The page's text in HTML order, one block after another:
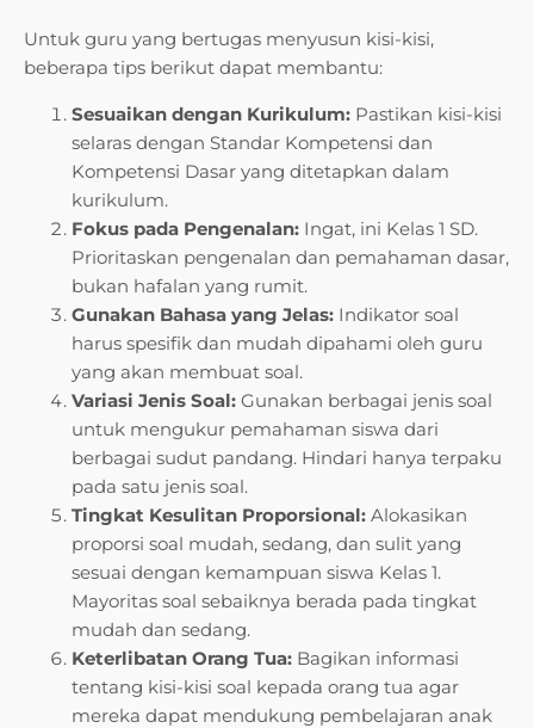
Untuk guru yang bertugas menyusun kisi-kisi,
beberapa tips berikut dapat membantu:
Sesuaikan dengan Kurikulum: Pastikan kisi-kisi
selaras dengan Standar Kompetensi dan
Kompetensi Dasar yang ditetapkan dalam
kurikulum.
Fokus pada Pengenalan: Ingat, ini Kelas 1 SD.
Prioritaskan pengenalan dan pemahaman dasar,
bukan hafalan yang rumit.
Gunakan Bahasa yang Jelas: Indikator soal
harus spesifik dan mudah dipahami oleh guru
yang akan membuat soal.
Variasi Jenis Soal: Gunakan berbagai jenis soal
untuk mengukur pemahaman siswa dari
berbagai sudut pandang. Hindari hanya terpaku
pada satu jenis soal.
Tingkat Kesulitan Proporsional: Alokasikan
proporsi soal mudah, sedang, dan sulit yang
sesuai dengan kemampuan siswa Kelas 1.
Mayoritas soal sebaiknya berada pada tingkat
mudah dan sedang.
Keterlibatan Orang Tua: Bagikan informasi
tentang kisi-kisi soal kepada orang tua agar
mereka dapat mendukung pembelajaran anak